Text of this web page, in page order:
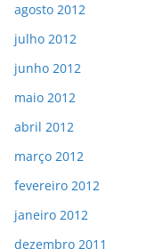
agosto 2012
julho 2012
junho 2012
maio 2012
abril 2012
março 2012
fevereiro 2012
janeiro 2012
dezembro 2011